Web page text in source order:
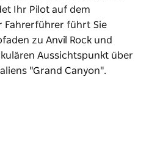
Ihr Pilot auf dem
Fahrerführer führt Sie
zu Anvil Rock und
Aussichtspunkt über
"Grand Canyon".
wirklich. Nachdem